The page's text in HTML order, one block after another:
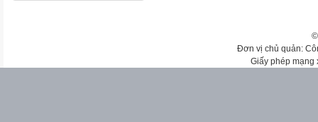
Đơn vị chủ quản:
Giấy phép mạng